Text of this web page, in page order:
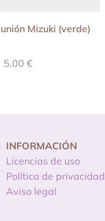
Mizuki (verde)
5,00 €
INFORMACIÓN
Licencias de uso
Política de privacidad
Aviso legal